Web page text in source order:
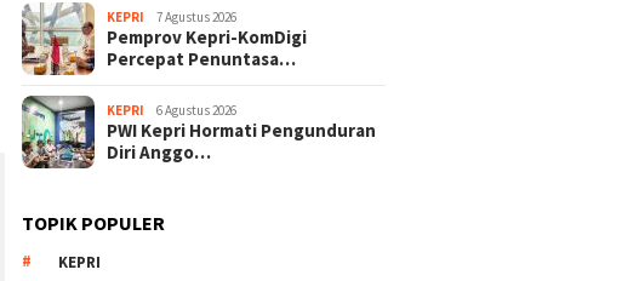
KEPRI 7 Agustus 2026
Pemprov Kepri-KomDigi
Percepat Penuntasa…
KEPRI 6 Agustus 2026
PWI Kepri Hormati Pengunduran
Diri Anggo…
TOPIK POPULER
KEPRI